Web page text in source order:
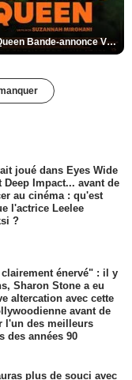
Cotton Queen Bande-annonce VO STFR
joué dans Eyes Wide
Deep Impact... avant de
au cinéma : qu'est
l'actrice Leelee
?
énervé" : il y
Sharon Stone a eu
altercation avec cette
avant de
l'un des meilleurs
des années 90
plus de souci avec